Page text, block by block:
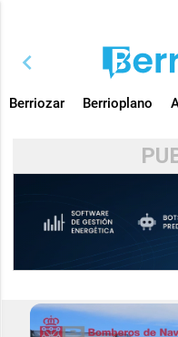
chevron_left
Berriozar Berrioplano